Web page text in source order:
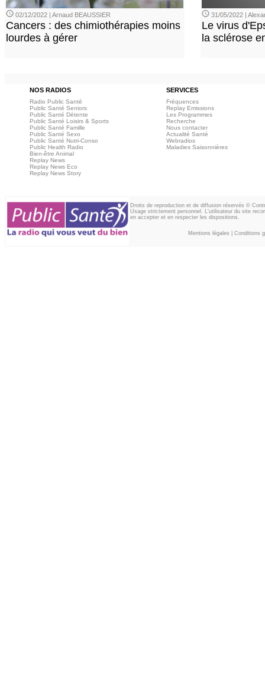
02/12/2022 | Arnaud BEAUSSIER
Cancers : des chimiothérapies moins
lourdes à gérer
31/05/2022 |
Le virus
la sclérose
NOS RADIOS SERVICES
Radio Public Santé
Public Santé Seniors
Public Santé Détente
Public Santé Loisirs & Sports
Public Santé Famille
Public Santé Sexo
Public Santé Nutri-Conso
Public Health Radio
Bien-être Animal
Replay News
Replay News Eco
Replay News Story
Fréquences
Replay Emissions
Les Programmes
Recherche
Nous contacter
Actualité Santé
Webradios
Maladies Saisonnières
Droits de reproduction et de diffusion réservés ©
Usage strictement personnel. L'utilisateur du site
en accepter et en respecter les dispositions.
Mentions légales Conditions